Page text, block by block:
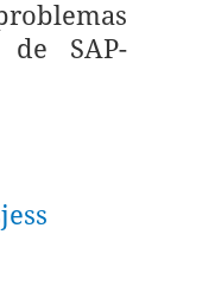
SAP-